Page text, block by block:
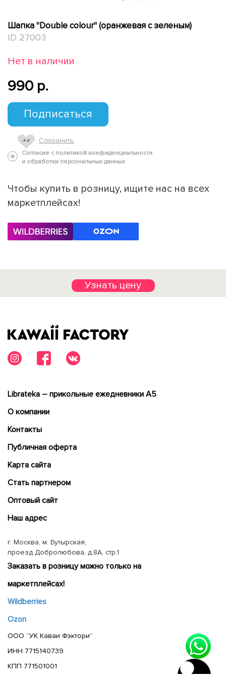
Шапка "Double colour" (оранжевая с зеленым)
ID 27003
Нет в наличии
990 p.
Подписаться
Сохранить
Согласие с политикой конфиденциальности
и обработки персональных данных
Чтобы купить в розницу, ищите нас на всех
маркетплейсах!
Узнать цену
Librateka – прикольные ежедневники А5
О компании
Контакты
Публичная оферта
Карта сайта
Cтать партнером
Оптовый сайт
Наш адрес
г. Москва, м. Бутырская,
проезд Добролюбова, д.8А, стр.1
Заказать в розницу можно только на
маркетплейсах!
Wildberries
Ozon
ООО “УК Каваи Фэктори”
ИНН 7715140739
КПП 771501001